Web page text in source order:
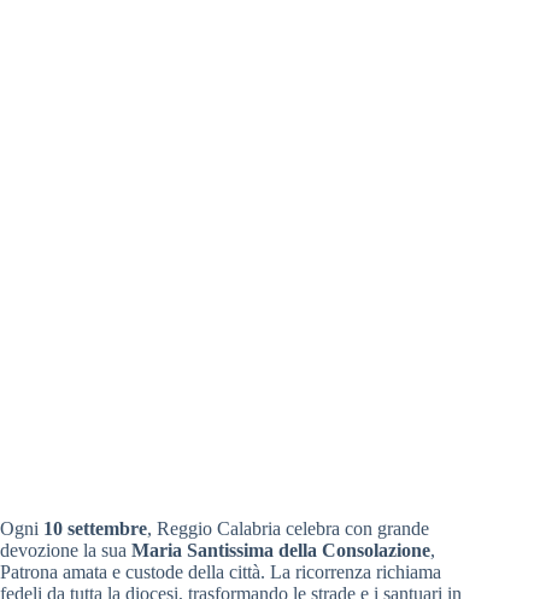
Ogni 10 settembre, Reggio Calabria celebra con grande
devozione la sua Maria Santissima della Consolazione,
Patrona amata e custode della città. La ricorrenza richiama
fedeli da tutta la diocesi, trasformando le strade e i santuari in